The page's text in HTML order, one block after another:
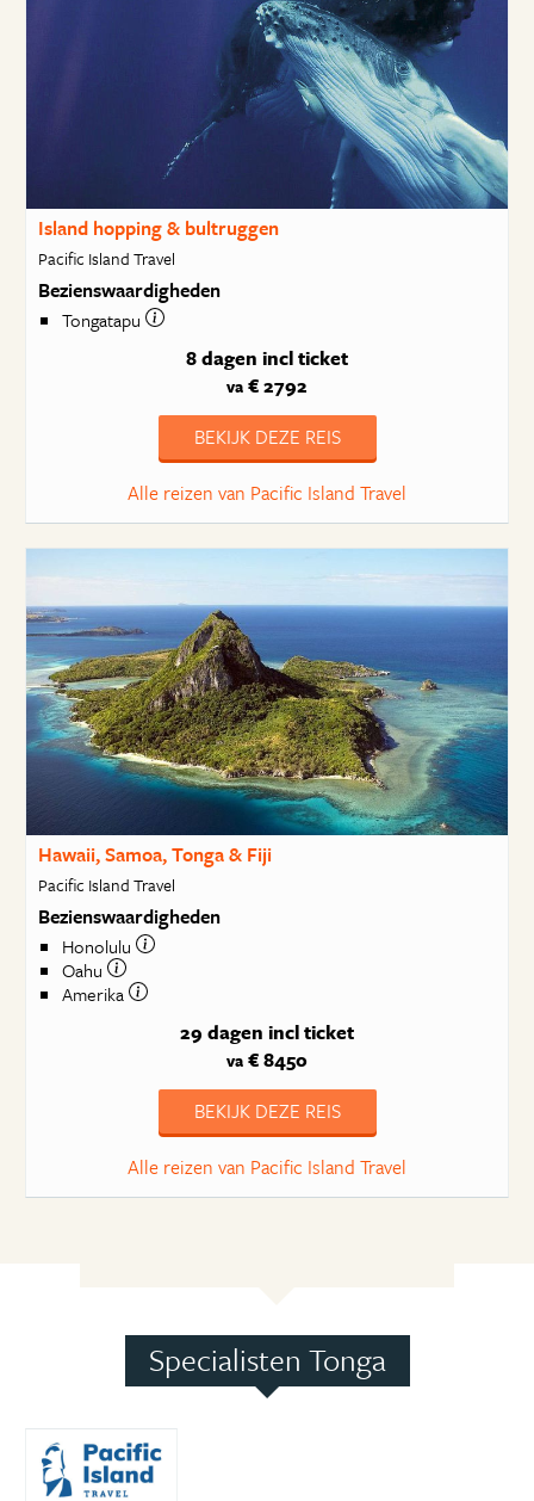
Island hopping & bultruggen
Pacific Island Travel
Bezienswaardigheden
Tongatapu
8 dagen incl ticket
va € 2792
BEKIJK DEZE REIS
Alle reizen van Pacific Island Travel
Hawaii, Samoa, Tonga & Fiji
Pacific Island Travel
Bezienswaardigheden
Honolulu
Oahu
Amerika
29 dagen incl ticket
va € 8450
BEKIJK DEZE REIS
Alle reizen van Pacific Island Travel
Specialisten Tonga